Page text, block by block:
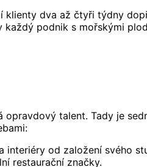
dva až čtyři týdny
podnik s mořskými
talent. Tady je
od založení svého
restaurační značky.